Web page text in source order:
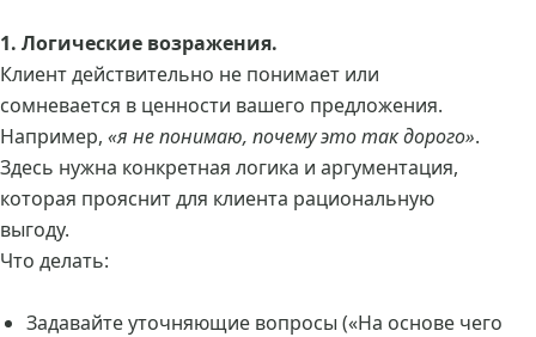
1. Логические возражения.
Клиент действительно не понимает или
сомневается в ценности вашего предложения.
Например, «я не понимаю, почему это так дорого».
Здесь нужна конкретная логика и аргументация,
которая прояснит для клиента рациональную
выгоду.
Что делать:
Задавайте уточняющие вопросы («На основе чего